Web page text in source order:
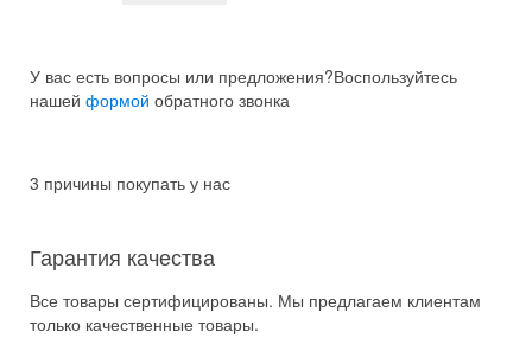
У вас есть вопросы или предложения?Воспользуйтесь
нашей формой обратного звонка
3 причины покупать у нас
Гарантия качества
Все товары сертифицированы. Мы предлагаем клиентам
только качественные товары.